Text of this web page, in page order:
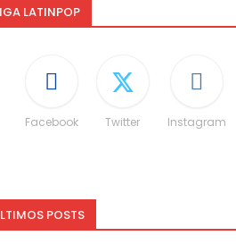
LATINPOP
Facebook Twitter Instagram
POSTS